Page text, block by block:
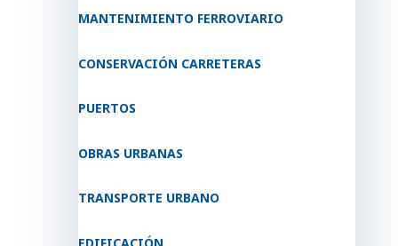
MANTENIMIENTO FERROVIARIO
CONSERVACIÓN CARRETERAS
PUERTOS
OBRAS URBANAS
TRANSPORTE URBANO